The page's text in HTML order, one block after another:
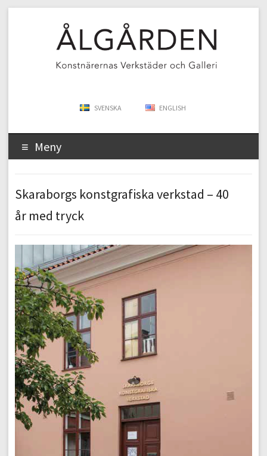
SVENSKA ENGLISH
Meny
Skaraborgs konstgrafiska verkstad – 40
år med tryck